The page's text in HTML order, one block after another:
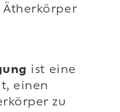
Ätherkörper
ist eine
einen
zu